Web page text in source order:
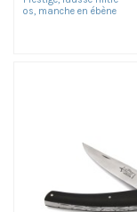
os, manche en ébène